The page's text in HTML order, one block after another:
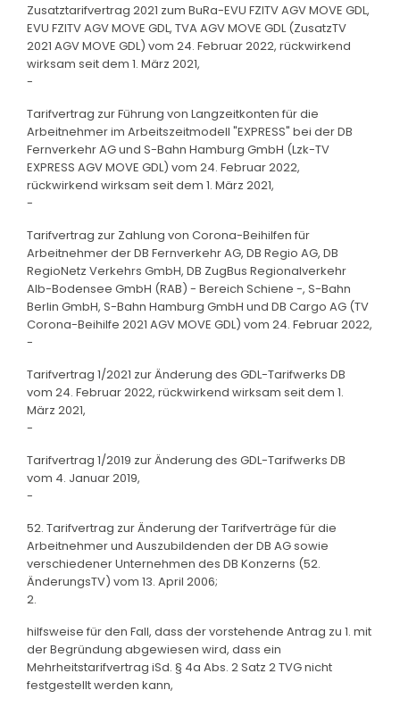
Zusatztarifvertrag 2021 zum BuRa-EVU FZITV AGV MOVE GDL,
EVU FZITV AGV MOVE GDL, TVA AGV MOVE GDL (ZusatzTV
2021 AGV MOVE GDL) vom 24. Februar 2022, rückwirkend
wirksam seit dem 1. März 2021,
-
Tarifvertrag zur Führung von Langzeitkonten für die
Arbeitnehmer im Arbeitszeitmodell "EXPRESS" bei der DB
Fernverkehr AG und S-Bahn Hamburg GmbH (Lzk-TV
EXPRESS AGV MOVE GDL) vom 24. Februar 2022,
rückwirkend wirksam seit dem 1. März 2021,
-
Tarifvertrag zur Zahlung von Corona-Beihilfen für
Arbeitnehmer der DB Fernverkehr AG, DB Regio AG, DB
RegioNetz Verkehrs GmbH, DB ZugBus Regionalverkehr
Alb-Bodensee GmbH (RAB) - Bereich Schiene -, S-Bahn
Berlin GmbH, S-Bahn Hamburg GmbH und DB Cargo AG (TV
Corona-Beihilfe 2021 AGV MOVE GDL) vom 24. Februar 2022,
-
Tarifvertrag 1/2021 zur Änderung des GDL-Tarifwerks DB
vom 24. Februar 2022, rückwirkend wirksam seit dem 1.
März 2021,
-
Tarifvertrag 1/2019 zur Änderung des GDL-Tarifwerks DB
vom 4. Januar 2019,
-
52. Tarifvertrag zur Änderung der Tarifverträge für die
Arbeitnehmer und Auszubildenden der DB AG sowie
verschiedener Unternehmen des DB Konzerns (52.
ÄnderungsTV) vom 13. April 2006;
2.
hilfsweise für den Fall, dass der vorstehende Antrag zu 1. mit
der Begründung abgewiesen wird, dass ein
Mehrheitstarifvertrag iSd. § 4a Abs. 2 Satz 2 TVG nicht
festgestellt werden kann,